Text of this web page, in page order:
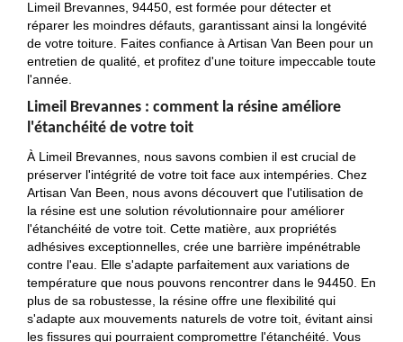
Limeil Brevannes, 94450, est formée pour détecter et
réparer les moindres défauts, garantissant ainsi la longévité
de votre toiture. Faites confiance à Artisan Van Been pour un
entretien de qualité, et profitez d'une toiture impeccable toute
l'année.
Limeil Brevannes : comment la résine améliore
l'étanchéité de votre toit
À Limeil Brevannes, nous savons combien il est crucial de
préserver l'intégrité de votre toit face aux intempéries. Chez
Artisan Van Been, nous avons découvert que l'utilisation de
la résine est une solution révolutionnaire pour améliorer
l'étanchéité de votre toit. Cette matière, aux propriétés
adhésives exceptionnelles, crée une barrière impénétrable
contre l'eau. Elle s'adapte parfaitement aux variations de
température que nous pouvons rencontrer dans le 94450. En
plus de sa robustesse, la résine offre une flexibilité qui
s'adapte aux mouvements naturels de votre toit, évitant ainsi
les fissures qui pourraient compromettre l'étanchéité. Vous